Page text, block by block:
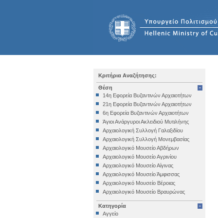
Κριτήρια Αναζήτησης:
Θέση
14η Εφορεία Βυζαντινών Αρχαιοτήτων
21η Εφορεία Βυζαντινών Αρχαιοτήτων
6η Εφορεία Βυζαντινών Αρχαιοτήτων
Άγιοι Ανάργυροι Ακλειδιού Μυτιλήνης
Αρχαιολογική Συλλογή Γαλαξιδίου
Αρχαιολογική Συλλογή Μονεμβασίας
Αρχαιολογικό Μουσείο Αβδήρων
Αρχαιολογικό Μουσείο Αγρινίου
Αρχαιολογικό Μουσείο Αίγινας
Αρχαιολογικό Μουσείο Άμφισσας
Αρχαιολογικό Μουσείο Βέροιας
Αρχαιολογικό Μουσείο Βραυρώνας
Αρχαιολογικό Μουσείο Δελφών
Αρχαιολογικό Μουσείο Ηγουμενίτσας
Κατηγορία
Αγγείο